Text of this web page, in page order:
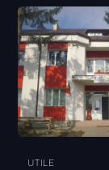
UTILE